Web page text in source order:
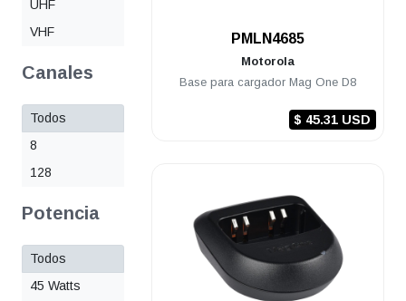
UHF
VHF
Canales
Todos
8
128
Potencia
Todos
45 Watts
PMLN4685
Motorola
Base para cargador Mag One D8
$ 45.31 USD